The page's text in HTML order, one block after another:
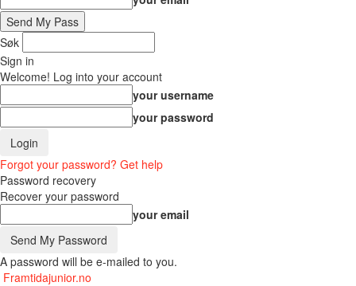
Søk
Sign in
Welcome! Log into your account
your username
your password
Forgot your password? Get help
Password recovery
Recover your password
your email
A password will be e-mailed to you.
Framtidajunior.no